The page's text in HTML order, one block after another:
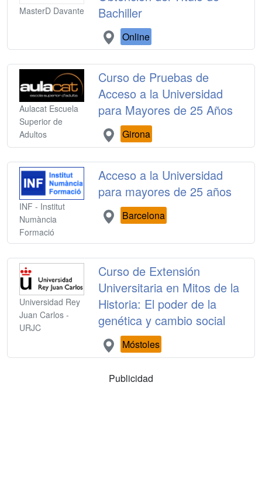
MasterD Davante
Bachiller
Online
Aulacat Escuela
Superior de
Adultos
Curso de Pruebas de
Acceso a la Universidad
para Mayores de 25 Años
Girona
INF - Institut
Numància
Formació
Acceso a la Universidad
para mayores de 25 años
Barcelona
Universidad Rey
Juan Carlos -
URJC
Curso de Extensión
Universitaria en Mitos de la
Historia: El poder de la
genética y cambio social
Móstoles
Publicidad